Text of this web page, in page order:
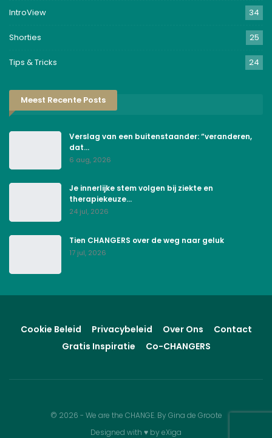
IntroView 34
Shorties 25
Tips & Tricks 24
Meest Recente Posts
Verslag van een buitenstaander: “veranderen,
dat…
6 aug, 2026
Je innerlijke stem volgen bij ziekte en
therapiekeuze…
24 jul, 2026
Tien CHANGERS over de weg naar geluk
17 jul, 2026
Cookie Beleid Privacybeleid Over Ons
Contact
Gratis Inspiratie
Co-CHANGERS
© 2026 - We are the CHANGE. By Gina de Groote
Designed with ♥ by eXiga